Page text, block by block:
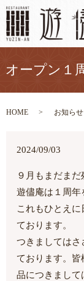
オープン１
HOME お知らせ
2024/09/03
９月もまだま
遊儘庵は１周年
これもひとえ
ております。
つきましてはさ
ております。皆
品につきまして